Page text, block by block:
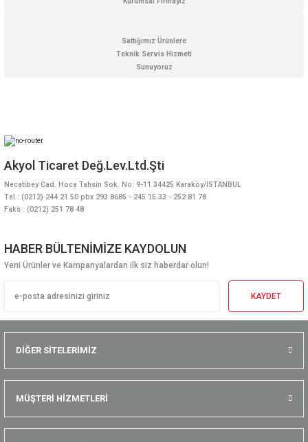
Sattığımız Ürünlere
Teknik Servis Hizmeti
Sunuyoruz
Akyol Ticaret Değ.Lev.Ltd.Şti
Necatibey Cad. Hoca Tahsin Sok. No: 9-11 34425 Karaköy/İSTANBUL
Tel : (0212) 244 21 50 pbx 293 8685 - 245 15 33 - 252 81 78
Faks : (0212) 251 78 48
HABER BÜLTENİMİZE KAYDOLUN
Yeni Ürünler ve Kampanyalardan ilk siz haberdar olun!
KAYDET
DİĞER SİTELERİMİZ
MÜŞTERİ HİZMETLERİ